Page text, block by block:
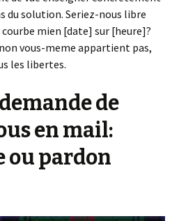
du solution. Seriez-nous libre
mien [date] sur [heure]?
vous-meme appartient pas,
les libertes.
de
en mail:
ou pardon